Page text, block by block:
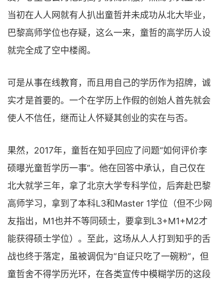
当初在人人网就有人扒出童哲并未成功从北大毕业，
巴黎高师学位也存疑，这么一来，童哲的高学历人设
就完全成了空中楼阁。
可是从事在线教育，而且用自己的学历作为招牌，诚
实才是首要的。一个在学历上作假的创始人首先就会
使人不信任，继而让人怀疑其创业的实在与否。
果然，2017年，童哲在知乎回应了问题“如何评价李
硕曝光童哲学历一事”。他在回答中承认，自己仅在
北大就学三年，拿了北京大学专科学位，后奔赴巴黎
高师学习，拿到了本科L3和Master 1学位（但不少网
友指出，M1也并不等同硕士，要拿到L3+M1+M2才
能获得硕士学位）。至此，这场从人人打到知乎的舌
战也终于落定，虽被调侃为“自证只吃了一碗粉”，但
童哲舍不得学历光环，在各类宣传中模糊学历的这段